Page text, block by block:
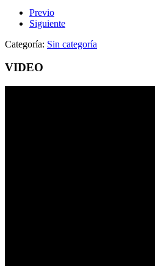
Previo
Siguiente
Categoría: Sin categoría
VIDEO